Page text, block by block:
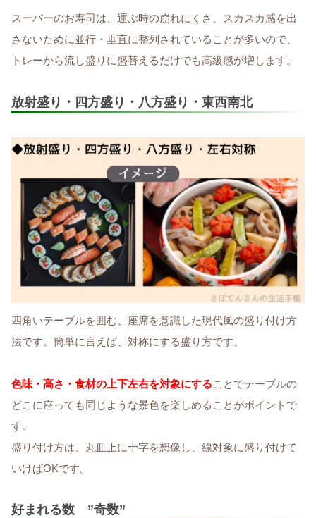
スーパーのお寿司は、運ぶ時の崩れにくさ、スカスカ感を出
さないために並行・垂直に整列されていることが多いので、
トレーから流し盛りに盛替えるだけでも高級感が増します。
放射盛り・四方盛り・八方盛り・東西南北
四角いテーブルを囲む、座席を意識した現代風の盛り付け方
法です。簡単に言えば、対称にする盛り方です。
色味・高さ・食材の上下左右を対象にすることでテーブルの
どこに座っても同じような景色を楽しめることがポイントで
す。
盛り付け方は、丸皿上に十字を想像し、線対象に盛り付けて
いけばOKです。
好まれる数 ”奇数”